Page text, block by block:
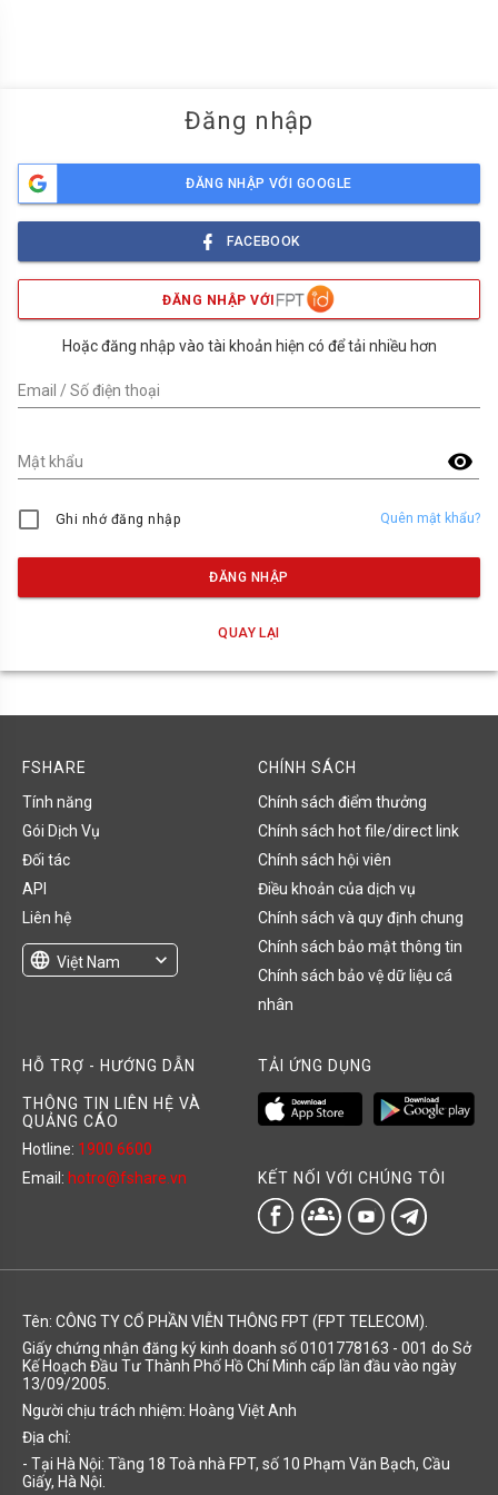
Đăng nhập
ĐĂNG NHẬP VỚI GOOGLE
FACEBOOK
ĐĂNG NHẬP VỚI
Hoặc đăng nhập vào tài khoản hiện có để tải nhiều hơn
Email / Số điện thoại
visibility
Mật khẩu
Ghi nhớ đăng nhập Quên mật khẩu?
ĐĂNG NHẬP
QUAY LẠI
FSHARE
Tính năng
Gói Dịch Vụ
Đối tác
API
Liên hệ
language Việt Nam
expand_more
CHÍNH SÁCH
Chính sách điểm thưởng
Chính sách hot file/direct link
Chính sách hội viên
Điều khoản của dịch vụ
Chính sách và quy định chung
Chính sách bảo mật thông tin
Chính sách bảo vệ dữ liệu cá
nhân
HỖ TRỢ - HƯỚNG DẪN
THÔNG TIN LIÊN HỆ VÀ
QUẢNG CÁO
Hotline: 1900 6600
Email: hotro@fshare.vn
TẢI ỨNG DỤNG
KẾT NỐI VỚI CHÚNG TÔI
groups
Tên: CÔNG TY CỔ PHẦN VIỄN THÔNG FPT (FPT TELECOM).
Giấy chứng nhận đăng ký kinh doanh số 0101778163 - 001 do Sở
Kế Hoạch Đầu Tư Thành Phố Hồ Chí Minh cấp lần đầu vào ngày
13/09/2005.
Người chịu trách nhiệm: Hoàng Việt Anh
Địa chỉ:
- Tại Hà Nội: Tầng 18 Toà nhà FPT, số 10 Phạm Văn Bạch, Cầu
Giấy, Hà Nội.